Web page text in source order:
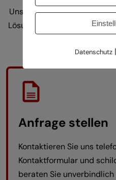
Unser Ziel ist es, Ihnen
Lösung für Ihre Arbeiten in
Anfrage stellen
Kontaktieren Sie uns
Kontaktformular und
beraten Sie
Datenschutz|